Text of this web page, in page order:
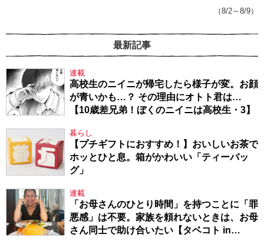
（8/2～8/9）
最新記事
連載
高校生のニイニが帰宅したら様子が変。お顔
が青いかも…？ その理由にオトト君は…
【10歳差兄弟！ぼくのニイニは高校生・3】
暮らし
【プチギフトにおすすめ！】おいしいお茶で
ホッとひと息。箱がかわいい「ティーバッ
グ」
連載
「お母さんのひとり時間」を持つことに「罪
悪感」は不要。家族を頼れないときは、お母
さん同士で助け合いたい【タベコト in